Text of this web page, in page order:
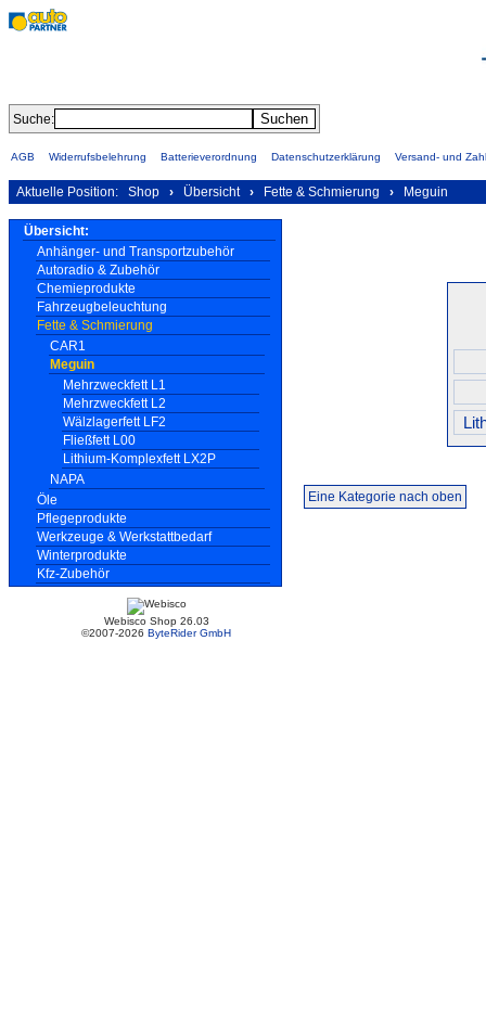
Suche:
AGB Widerrufsbelehrung Batterieverordnung Datenschutzerklärung Versand- und
Aktuelle Position: Shop › Übersicht › Fette & Schmierung › Meguin
Übersicht:
Anhänger- und Transportzubehör
Autoradio & Zubehör
Chemieprodukte
Fahrzeugbeleuchtung
Fette & Schmierung
CAR1
Meguin
Mehrzweckfett L1
Mehrzweckfett L2
Wälzlagerfett LF2
Fließfett L00
Lithium-Komplexfett LX2P
NAPA
Öle
Pflegeprodukte
Werkzeuge & Werkstattbedarf
Winterprodukte
Kfz-Zubehör
Webisco Shop 26.03
©2007-2026 ByteRider GmbH
Eine Kategorie nach oben